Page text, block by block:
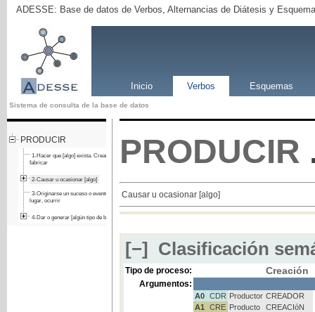
ADESSE: Base de datos de Verbos, Alternancias de Diátesis y
Inicio Verbos Esquemas
Sistema de consulta de la base de datos
PRODUCIR
1-Hacer que [algo] exista. Crear,
fabricar
2-Causar u ocasionar [algo]
3-Originarse un suceso o evento. Tener
lugar, ocurrir
4-Dar o generar [algún tipo de beneficio]
PRODUCIR
Causar u ocasionar [algo]
[−] Clasificación
Tipo de proceso: Creación
Argumentos:
A0 CDR Productor CREADOR
A1
CRE Producto CREACIóN